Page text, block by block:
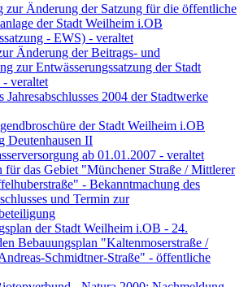
zur Änderung der Satzung für die öffentliche
der Stadt Weilheim i.OB
- EWS) - veraltet
Änderung der Beitrags- und
zur Entwässerungssatzung der Stadt
veraltet
Jahresabschlusses 2004 der Stadtwerke
der Stadt Weilheim i.OB
Deutenhausen II
ab 01.01.2007 - veraltet
für das Gebiet "Münchener Straße / Mittlerer
- Bekanntmachung des
und Termin zur
der Stadt Weilheim i.OB - 24.
Bebauungsplan "Kaltenmoserstraße /
Schmidtner-Straße" - öffentliche